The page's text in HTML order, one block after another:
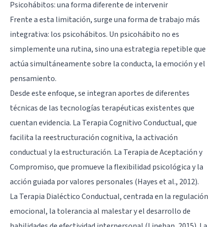
Psicohábitos: una forma diferente de intervenir
Frente a esta limitación, surge una forma de trabajo más
integrativa: los psicohábitos. Un psicohábito no es
simplemente una rutina, sino una estrategia repetible que
actúa simultáneamente sobre la conducta, la emoción y el
pensamiento.
Desde este enfoque, se integran aportes de diferentes
técnicas de las tecnologías terapéuticas existentes que
cuentan evidencia. La Terapia Cognitivo Conductual, que
facilita la reestructuración cognitiva, la activación
conductual y la estructuración. La Terapia de Aceptación y
Compromiso, que promueve la flexibilidad psicológica y la
acción guiada por valores personales (Hayes et al., 2012).
La Terapia Dialéctico Conductual, centrada en la regulación
emocional, la tolerancia al malestar y el desarrollo de